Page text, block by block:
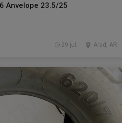
Anvelope 23.5/25
Arad, AR
29 jul.